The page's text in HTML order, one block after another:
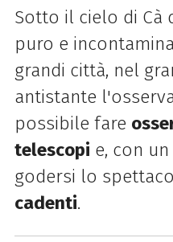
Sotto il cielo di Cà
puro e
grandi città, nel
antistante
possibile fare
telescopi e, con
godersi lo
cadenti.